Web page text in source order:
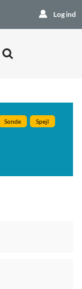
Log ind
Sonde Spejl